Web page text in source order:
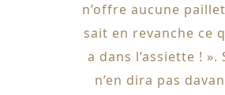
n’offre aucune
sait en revanche ce
a dans l’assiette ! ».
n’en dira pas